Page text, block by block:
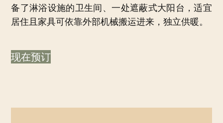
备了淋浴设施的卫生间、一处遮蔽式大阳台，适宜
居住且家具可依靠外部机械搬运进来，独立供暖。
现在预订